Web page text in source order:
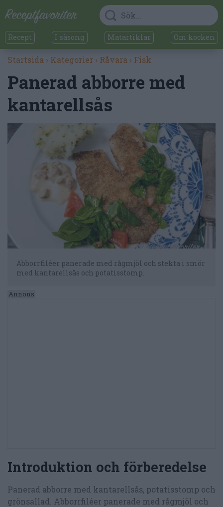
Recept I säsong Matartiklar Om kocken
Startsida › Kategorier › Råvara › Fisk
Panerad abborre med
kantarellsås
Abborrfiléer panerade med rågmjöl och stekta i smör
med kantarellsås och potatisstomp.
Introduktion och förberedelse
Panerad abborre med kantarellsås, potatisstomp och
grönsallad. Abborrfiléer panerade med rågmjöl och